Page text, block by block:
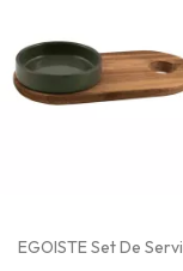
EGOISTE Set De